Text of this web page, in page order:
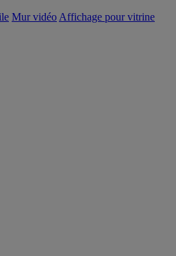
Mur vidéo Affichage pour vitrine